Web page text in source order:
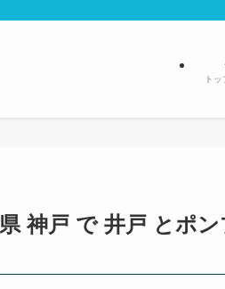
ト
神戸 で 井戸 とポ